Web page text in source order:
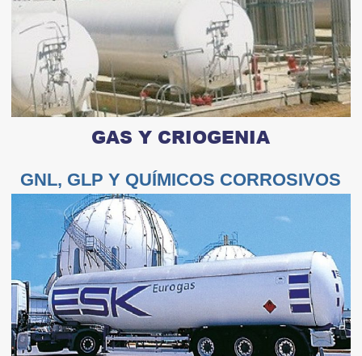
GAS Y CRIOGENIA
GNL, GLP Y QUÍMICOS CORROSIVOS